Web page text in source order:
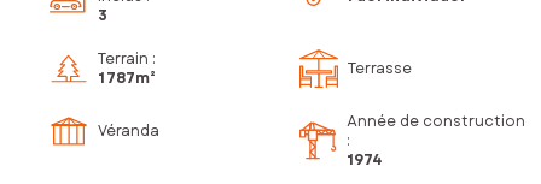
3
Terrain :
1 787m²
Terrasse
Véranda
Année de construction
:
1974